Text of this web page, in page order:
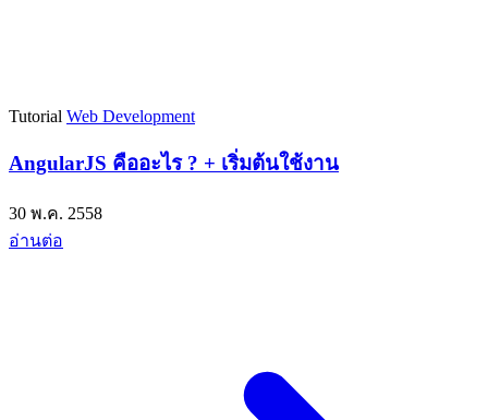
Tutorial Web Development
AngularJS คืออะไร ? + เริ่มต้นใช้งาน
30 พ.ค. 2558
อ่านต่อ